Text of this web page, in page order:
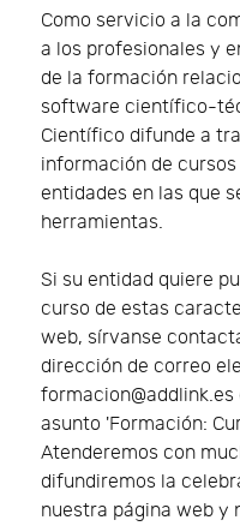
Como servicio a la
a los profesionales y
de la formación
software científico-
Científico difunde a
información de
entidades en las que
herramientas.
Si su entidad quiere
curso de estas
web, sírvanse
dirección de correo
asunto 'Formación:
Atenderemos con
difundiremos la
nuestra página web y